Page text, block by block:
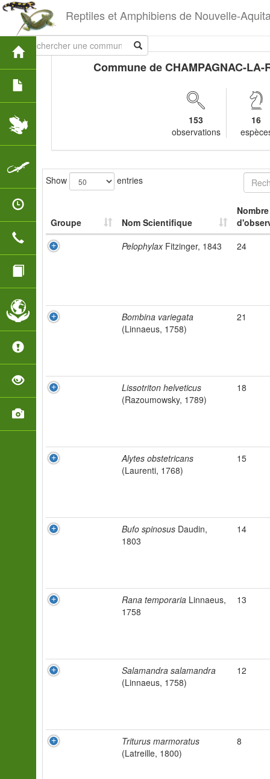
Reptiles et Amphibiens de Nouvelle-
Commune de CHAMPAGNAC-LA-
153
observations
16
Show entries
Groupe Nom Scientifique
Nombre
PelophylaxFitzinger, 1843 24
Bombina variegata
(Linnaeus, 1758)
21
Lissotriton helveticus
(Razoumowsky, 1789)
18
Alytes obstetricans
(Laurenti, 1768)
15
Bufo spinosus Daudin,
1803
14
Rana temporaria Linnaeus,
1758
13
Salamandra salamandra
(Linnaeus, 1758)
12
Triturus marmoratus
(Latreille, 1800)
8